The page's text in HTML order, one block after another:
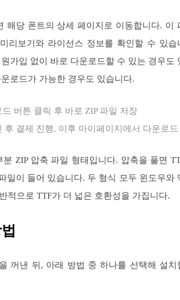
해당 폰트의 상세 페이지로 이동합니다. 이
리보기와 라이선스 정보를 확인할 수 있습
가입 없이 바로 다운로드할 수 있는 경우도
로드가 가능한 경우도 있습니다.
버튼 클릭 후 바로 ZIP 파일 저장
후 결제 진행, 이후 마이페이지에서 다운로드
분 ZIP 압축 파일 형태입니다. 압축을 풀면
일이 들어 있습니다. 두 형식 모두 윈도우와
적으로 TTF가 더 넓은 호환성을 가집니다.
꺼낸 뒤, 아래 방법 중 하나를 선택해 설치